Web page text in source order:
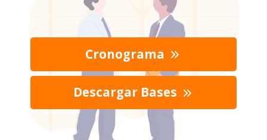
Cronograma
Descargar Bases